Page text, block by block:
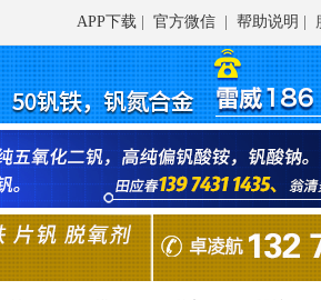
APP下载 官方微信 帮助说明 |